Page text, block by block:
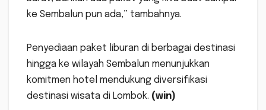
ke Sembalun pun ada,” tambahnya.
Penyediaan paket liburan di berbagai destinasi
hingga ke wilayah Sembalun menunjukkan
komitmen hotel mendukung diversifikasi
destinasi wisata di Lombok. (win)